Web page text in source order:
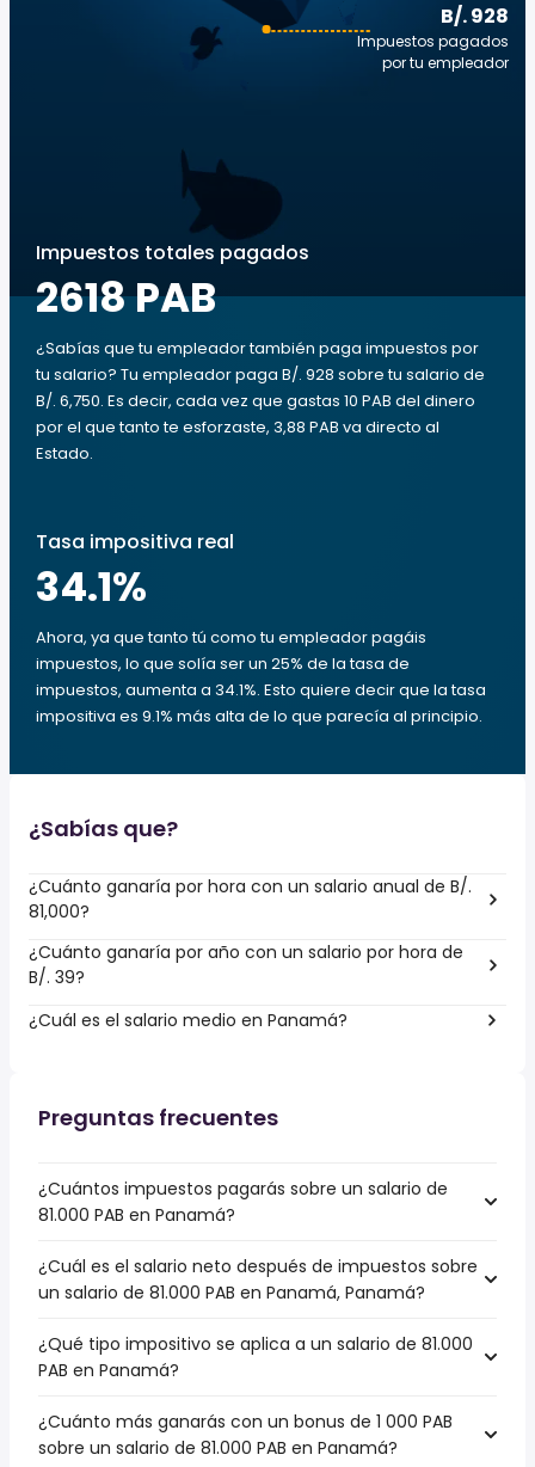
B/. 928
Impuestos pagados
por tu empleador
Impuestos totales pagados
2618 PAB
¿Sabías que tu empleador también paga impuestos por
tu salario? Tu empleador paga B/. 928 sobre tu salario de
B/. 6,750. Es decir, cada vez que gastas 10 PAB del dinero
por el que tanto te esforzaste, 3,88 PAB va directo al
Estado.
Tasa impositiva real
34.1%
Ahora, ya que tanto tú como tu empleador pagáis
impuestos, lo que solía ser un 25% de la tasa de
impuestos, aumenta a 34.1%. Esto quiere decir que la tasa
impositiva es 9.1% más alta de lo que parecía al principio.
¿Sabías que?
¿Cuánto ganaría por hora con un salario anual de B/.
81,000?
¿Cuánto ganaría por año con un salario por hora de
B/. 39?
¿Cuál es el salario medio en Panamá?
Preguntas frecuentes
¿Cuántos impuestos pagarás sobre un salario de
81.000 PAB en Panamá?
¿Cuál es el salario neto después de impuestos sobre
un salario de 81.000 PAB en Panamá, Panamá?
¿Qué tipo impositivo se aplica a un salario de 81.000
PAB en Panamá?
¿Cuánto más ganarás con un bonus de 1 000 PAB
sobre un salario de 81.000 PAB en Panamá?